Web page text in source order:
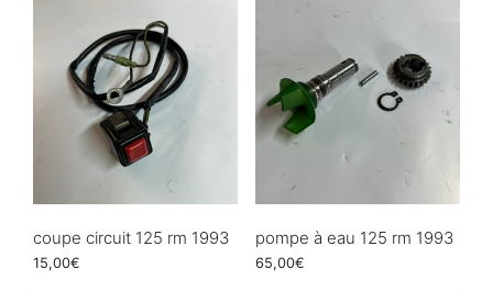
coupe circuit 125 rm 1993
15,00€
pompe à eau 125 rm 1993
65,00€